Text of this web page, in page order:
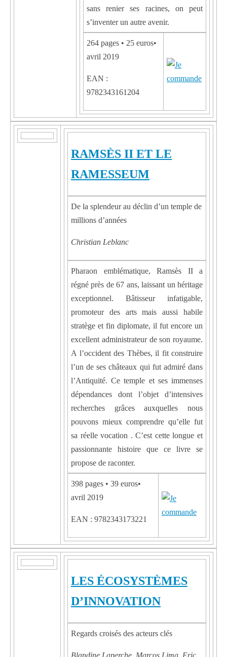
sans renier ses racines, on peut
s’inventer un autre avenir.
264 pages • 25 euros•
avril 2019
EAN :
9782343161204
RAMSÈS II ET LE
RAMESSEUM
De la splendeur au déclin d’un temple de
millions d’années
Christian Leblanc
Pharaon emblématique, Ramsès II a
régné près de 67 ans, laissant un héritage
exceptionnel. Bâtisseur infatigable,
promoteur des arts mais aussi habile
stratège et fin diplomate, il fut encore un
excellent administrateur de son royaume.
A l’occident des Thèbes, il fit construire
l’un de ses châteaux qui fut admiré dans
l’Antiquité. Ce temple et ses immenses
dépendances dont l’objet d’intensives
recherches grâces auxquelles nous
pouvons mieux comprendre qu’elle fut
sa réelle vocation . C’est cette longue et
passionnante histoire que ce livre se
propose de raconter.
398 pages • 39 euros•
avril 2019
EAN : 9782343173221
LES ÉCOSYSTÈMES
D’INNOVATION
Regards croisés des acteurs clés